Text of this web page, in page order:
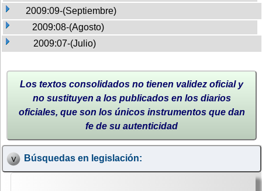
2009:09-(Septiembre)
2009:08-(Agosto)
2009:07-(Julio)
Los textos consolidados no tienen validez oficial y
no sustituyen a los publicados en los diarios
oficiales, que son los únicos instrumentos que dan
fe de su autenticidad
Búsquedas en legislación: